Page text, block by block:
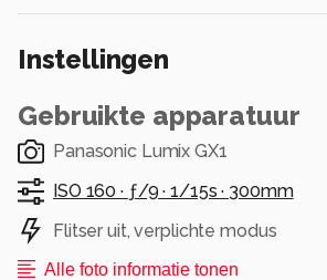
Instellingen
Gebruikte apparatuur
Panasonic Lumix GX1
ISO 160 · ƒ/9 ·1/15s · 300mm
Flitser uit, verplichte modus
Alle foto informatie tonen